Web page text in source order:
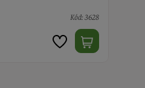
Kód: 3628